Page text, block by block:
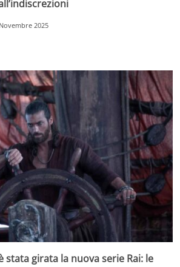
2025
stata girata la nuova serie Rai: le